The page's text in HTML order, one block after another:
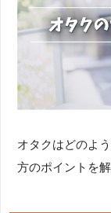
オタクはどのよ
方のポイントを解